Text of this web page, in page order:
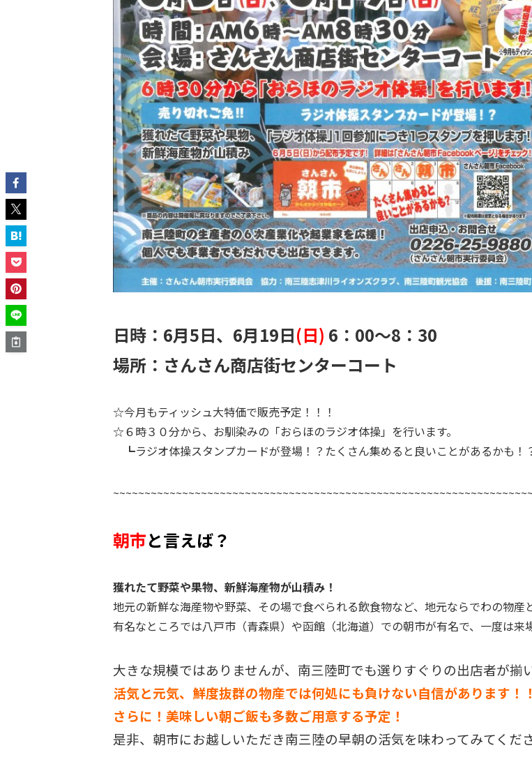
日時：6月5日、6月19日(日) 6：00～8 ：30
場所：さんさん商店街センターコート
☆今月もティッシュ大特価で販売予定！！！
☆６時３０分から、お馴染みの「おらほのラジオ体操」を行います。
┗ラジオ体操スタンプカードが登場！？たくさん集めると良いことがあるかも！
朝市と言えば？
獲れたて野菜や果物、新鮮海産物が山積み！
地元の新鮮な海産物や野菜、その場で食べられる飲食物など、地元ならでわの物産
有名なところでは八戸市（青森県）や函館（北海道）での朝市が有名で、一度は来
大きな規模ではありませんが、南三陸町でも選りすぐりの出店者が揃
活気と元気、鮮度抜群の物産では何処にも負けない自信があります！！
さらに！美味しい朝ご飯も多数ご用意する予定！
是非、朝市にお越しいただき南三陸の早朝の活気を味わってみてくだ